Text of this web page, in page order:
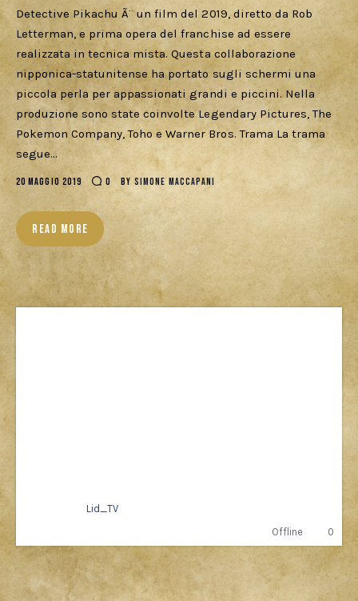
Recensioni
Libri e fumetti
Cercatori
Download
Detective Pikachu Ã¨ un film del 2019, diretto da Rob
Letterman, e prima opera del franchise ad essere
realizzata in tecnica mista. Questa collaborazione
nipponica-statunitense ha portato sugli schermi una
piccola perla per appassionati grandi e piccini. Nella
produzione sono state coinvolte Legendary Pictures, The
Pokemon Company, Toho e Warner Bros. Trama La trama
segue…
20 MAGGIO 2019 0 BY SIMONE MACCAPANI
READ MORE
Lid_TV
Offline
0